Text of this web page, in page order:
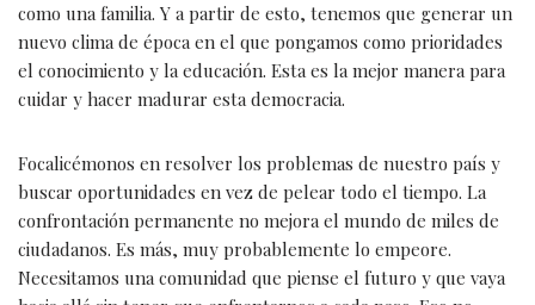
como una familia. Y a partir de esto, tenemos que generar un
nuevo clima de época en el que pongamos como prioridades
el conocimiento y la educación. Esta es la mejor manera para
cuidar y hacer madurar esta democracia.
Focalicémonos en resolver los problemas de nuestro país y
buscar oportunidades en vez de pelear todo el tiempo. La
confrontación permanente no mejora el mundo de miles de
ciudadanos. Es más, muy probablemente lo empeore.
Necesitamos una comunidad que piense el futuro y que vaya